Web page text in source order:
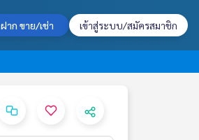
ฝาก ขาย/เช่า เข้าสู่ระบบ/สมัครสมาชิก